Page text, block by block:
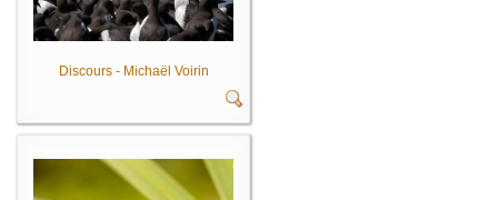
Discours - Michaël Voirin